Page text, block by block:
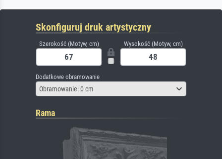
Skonfiguruj druk artystyczny
Szerokość (Motyw, cm) Wysokość (Motyw, cm)
Dodatkowe obramowanie
Obramowanie: 0 cm
Rama